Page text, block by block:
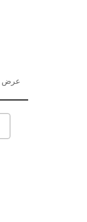
عرض 0 من 0 من المراجعات